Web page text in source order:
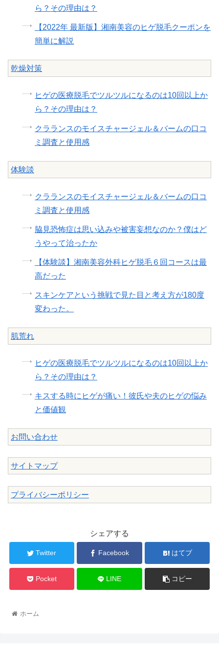
ら？その理由は？
【2022年 最新版】湘南美容のヒゲ脱毛クーポンを
簡単に解説
乾燥対策
ヒゲの医療脱毛でツルツルになるのは10回以上か
ら？その理由は？
クラランスのモイスチャージェル＆バームの口コ
ミ調査と使用感
体験談
クラランスのモイスチャージェル＆バームの口コ
ミ調査と使用感
脇見恐怖症は思い込みや被害妄想なのか？僕はど
うやって治ったか
【体験談】湘南美容外科ヒゲ脱毛６回コースは最
高だった
スキンケアという挑戦で見た目と考え方が180度
変わった。
肌荒れ
ヒゲの医療脱毛でツルツルになるのは10回以上か
ら？その理由は？
キスする時にヒゲが痛い！彼氏や夫のヒゲの悩み
と価値観
お問い合わせ
サイトマップ
プライバシーポリシー
シェアする
Twitter Facebook はてブ
Pocket LINE コピー
ホーム